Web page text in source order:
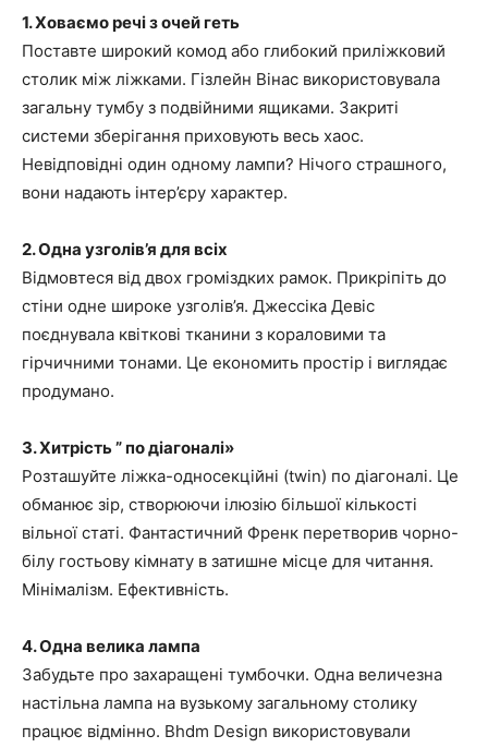
1. Ховаємо речі з очей геть
Поставте широкий комод або глибокий приліжковий
столик між ліжками. Гізлейн Вінас використовувала
загальну тумбу з подвійними ящиками. Закриті
системи зберігання приховують весь хаос.
Невідповідні один одному лампи? Нічого страшного,
вони надають інтер’єру характер.
2. Одна узголів’я для всіх
Відмовтеся від двох громіздких рамок. Прикріпіть до
стіни одне широке узголів’я. Джессіка Девіс
поєднувала квіткові тканини з кораловими та
гірчичними тонами. Це економить простір і виглядає
продумано.
3. Хитрість ” по діагоналі»
Розташуйте ліжка-односекційні (twin) по діагоналі. Це
обманює зір, створюючи ілюзію більшої кількості
вільної статі. Фантастичний Френк перетворив чорно-
білу гостьову кімнату в затишне місце для читання.
Мінімалізм. Ефективність.
4. Одна велика лампа
Забудьте про захаращені тумбочки. Одна величезна
настільна лампа на вузькому загальному столику
працює відмінно. Bhdm Design використовували